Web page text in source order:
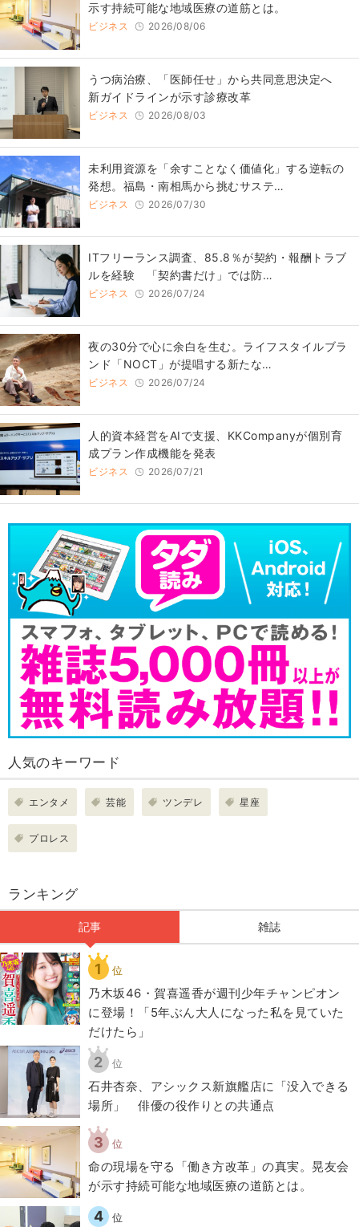
示す持続可能な地域医療の道筋とは。
ビジネス 2026/08/06
うつ病治療、「医師任せ」から共同意思決定へ
新ガイドラインが示す診療改革
ビジネス 2026/08/03
​​未利用資源を「余すことなく価値化」する逆転の
発想。福島・南相馬から挑むサステ…
ビジネス 2026/07/30
ITフリーランス調査、85.8％が契約・報酬トラブ
ルを経験 「契約書だけ」では防…
ビジネス 2026/07/24
​夜の30分で心に余白を生む。ライフスタイルブラ
ンド「NOCT」が提唱する新たな…
ビジネス 2026/07/24
人的資本経営をAIで支援、KKCompanyが個別育
成プラン作成機能を発表
ビジネス 2026/07/21
人気のキーワード
エンタメ 芸能 ツンデレ 星座
プロレス
ランキング
記事 雑誌
1 位
乃木坂46・賀喜遥香が週刊少年チャンピオン
に登場！「5年ぶん大人になった私を見ていた
だけたら」
2 位
石井杏奈、アシックス新旗艦店に「没入できる
場所」 俳優の役作りとの共通点
3 位
​命の現場を守る「働き方改革」の真実。晃友会
が示す持続可能な地域医療の道筋とは。
4 位